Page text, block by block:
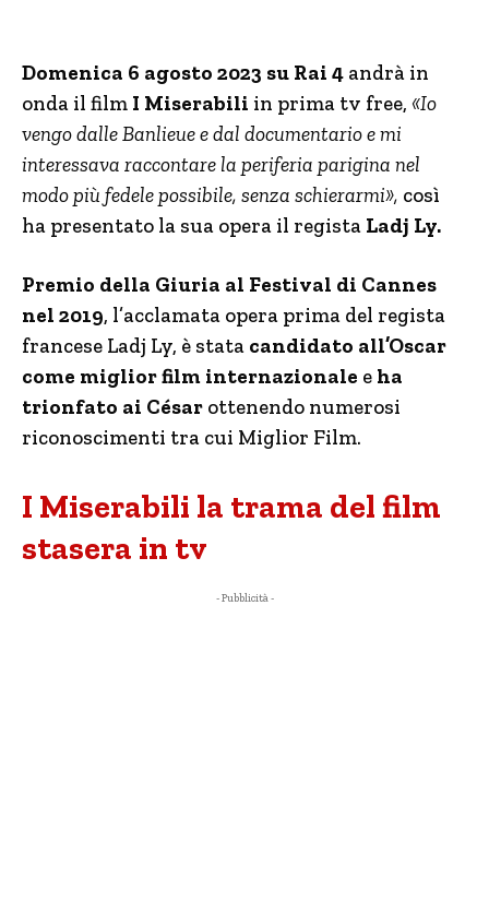
Domenica 6 agosto 2023 su Rai 4 andrà in
onda il film I Miserabili in prima tv free, «Io
vengo dalle Banlieue e dal documentario e mi
interessava raccontare la periferia parigina nel
modo più fedele possibile, senza schierarmi», così
ha presentato la sua opera il regista Ladj Ly.
Premio della Giuria al Festival di Cannes
nel 2019, l’acclamata opera prima del regista
francese Ladj Ly, è stata candidato all’Oscar
come miglior film internazionale e ha
trionfato ai César ottenendo numerosi
riconoscimenti tra cui Miglior Film.
I Miserabili la trama del film
stasera in tv
- Pubblicità -